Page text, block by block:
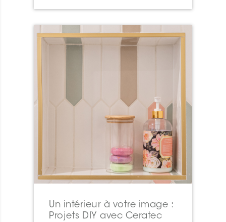
Un intérieur à votre image :
Projets DIY avec Ceratec